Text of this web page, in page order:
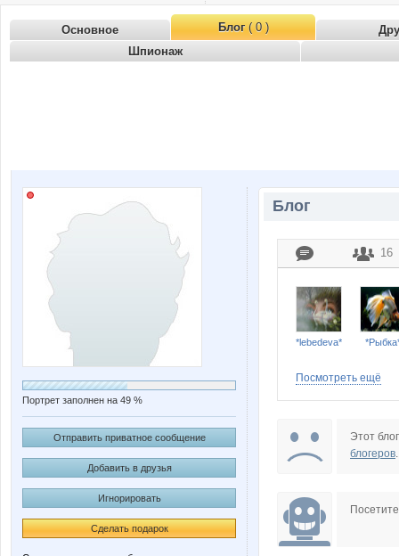
Основное Блог( 0 )
Шпионаж
Портрет заполнен на 49 %
Отправить приватное сообщение
Добавить в друзья
Игнорировать
Сделать подарок
Блог
16
*lebedeva*
Lonza
Посмотреть ещё
Этот
блогеров.